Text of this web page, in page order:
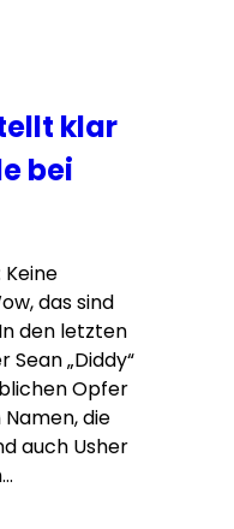
klar
bei
das sind
den letzten
„Diddy“
Opfer
die
auch Usher